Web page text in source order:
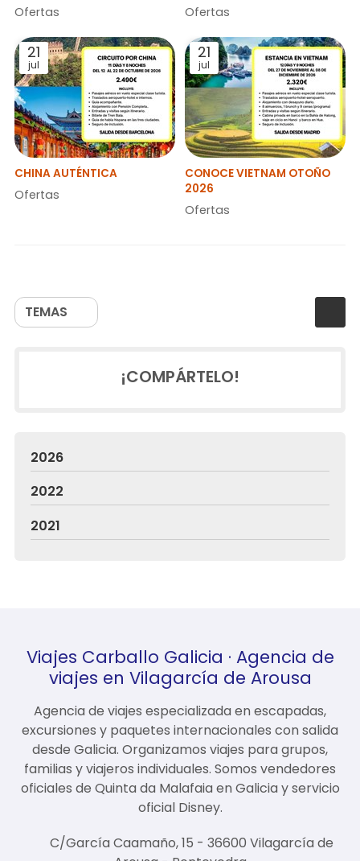
TEMAS
Ofertas Ofertas
21
jul
CHINA AUTÉNTICA
Ofertas
21
jul
CONOCE VIETNAM OTOÑO
2026
Ofertas
¡COMPÁRTELO!
2026
2022
2021
Viajes Carballo Galicia · Agencia de
viajes en Vilagarcía de Arousa
Agencia de viajes especializada en escapadas,
excursiones y paquetes internacionales con salida
desde Galicia. Organizamos viajes para grupos,
familias y viajeros individuales. Somos vendedores
oficiales de Quinta da Malafaia en Galicia y servicio
oficial Disney.
C/García Caamaño, 15 - 36600 Vilagarcía de